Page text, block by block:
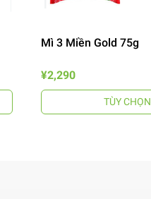
Mì 3 Miền Gold 75g
¥2,290
TÙY CHỌN